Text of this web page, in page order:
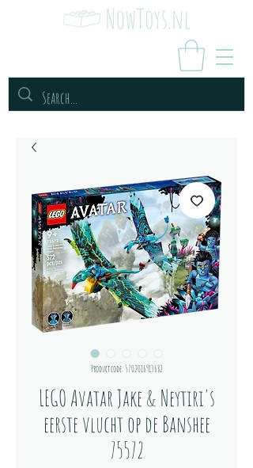
Productcode: 5702016913682
LEGO Avatar Jake & Neytiri's
eerste vlucht op de Banshee
75572